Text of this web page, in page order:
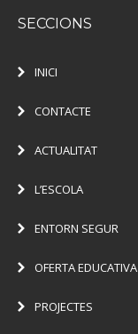
SECCIONS
INICI
CONTACTE
ACTUALITAT
L’ESCOLA
ENTORN SEGUR
OFERTA EDUCATIVA
PROJECTES